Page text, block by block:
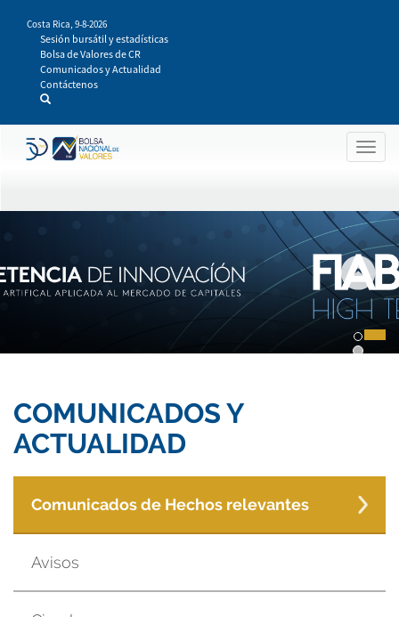
contenido
principal
Costa Rica, 9-8-2026
Sesión bursátil y estadísticas
Bolsa de Valores de CR
Comunicados y Actualidad
Contáctenos
COMUNICADOS Y
ACTUALIDAD
Comunicados de Hechos relevantes
Avisos